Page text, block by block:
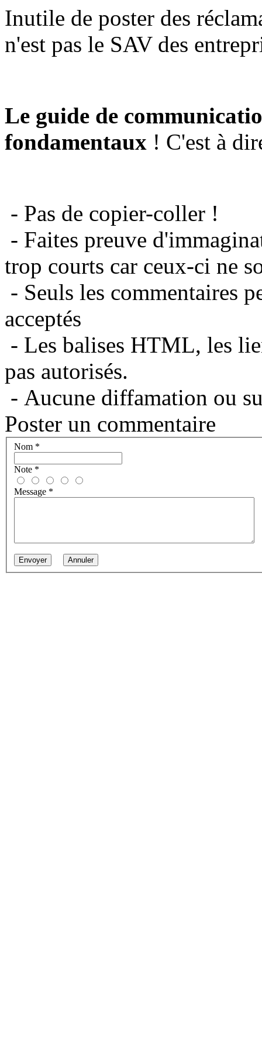
Inutile de poster des
n'est pas le SAV des
Le guide de
fondamentaux ! C'est à
- Pas de copier-coller !
- Faites preuve
trop courts car ceux-ci ne
- Seuls les commentaires
acceptés
- Les balises HTML, les
pas autorisés.
- Aucune diffamation ou
Poster un commentaire
Nom *
Note *
Message *